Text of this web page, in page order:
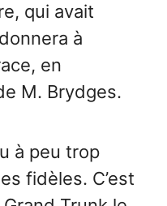
qui avait
à
en
M. Brydges.
à peu trop
fidèles. C’est